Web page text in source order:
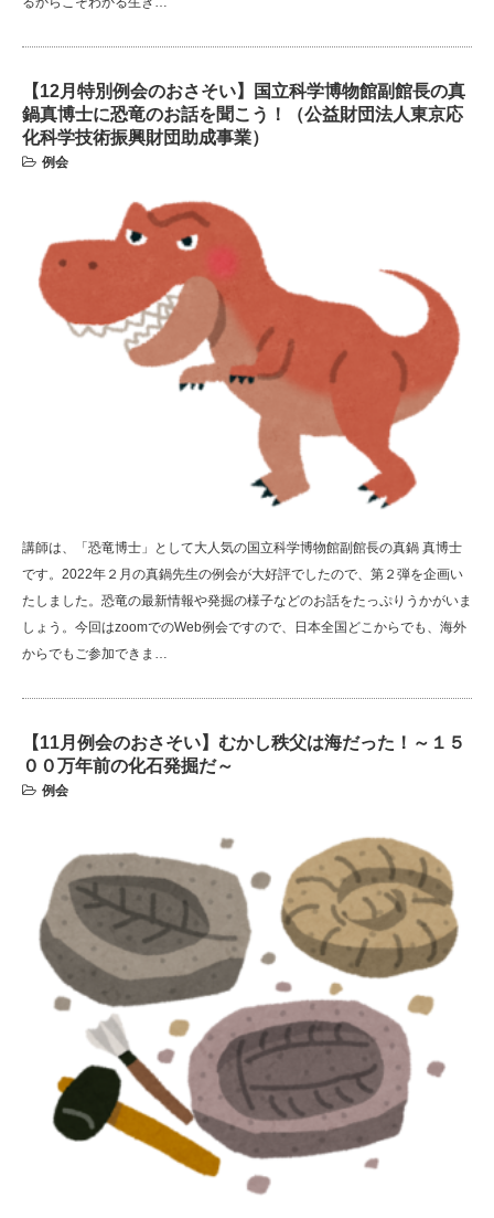
【12月特別例会のおさそい】国立科学博物館副館長の真
鍋真博士に恐竜のお話を聞こう！（公益財団法人東京応
化科学技術振興財団助成事業）
例会
講師は、「恐竜博士」として大人気の国立科学博物館副館長の真鍋 真博士
です。2022年２月の真鍋先生の例会が大好評でしたので、第２弾を企画い
たしました。恐竜の最新情報や発掘の様子などのお話をたっぷりうかがいま
しょう。今回はzoomでのWeb例会ですので、日本全国どこからでも、海外
からでもご参加できま…
【11月例会のおさそい】むかし秩父は海だった！～１５
００万年前の化石発掘だ～
例会